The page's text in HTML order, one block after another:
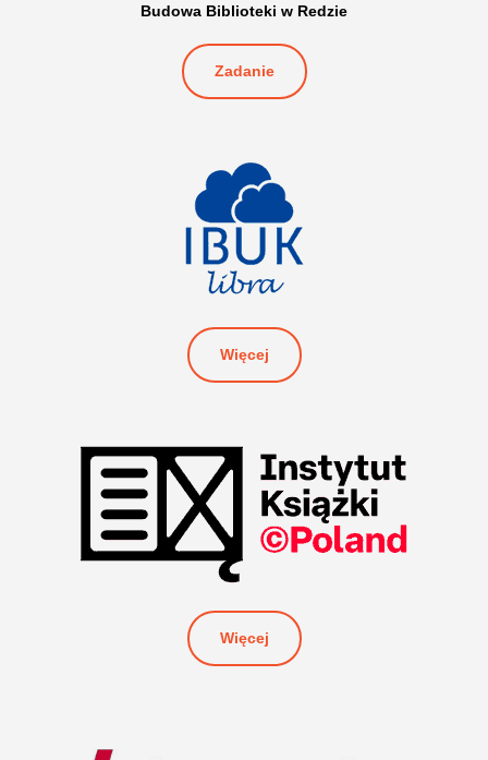
Budowa Biblioteki w Redzie
Zadanie
Więcej
Więcej